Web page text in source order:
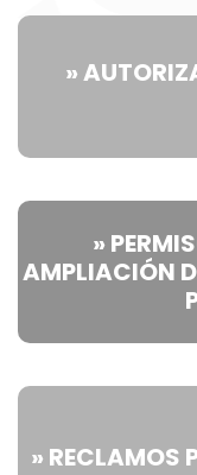
»
»
AMPLIACIÓN
» RECLAMOS